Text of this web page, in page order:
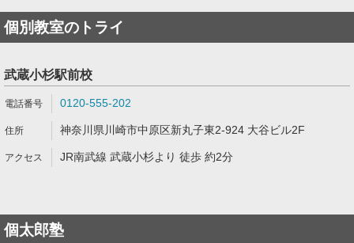
個別教室のトライ
武蔵小杉駅前校
0120-555-202
神奈川県川崎市中原区新丸子東2-924 大谷ビル2F
JR南武線 武蔵小杉より 徒歩 約2分
個太郎塾